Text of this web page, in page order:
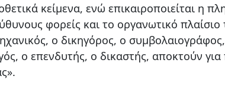
κείμενα, ενώ επικαιροποιείται η
φορείς και το οργανωτικό
ο δικηγόρος, ο
ο επενδυτής, ο δικαστής, αποκτούν